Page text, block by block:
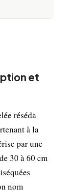
et
réséda
à la
par une
30 à 60 cm
nom